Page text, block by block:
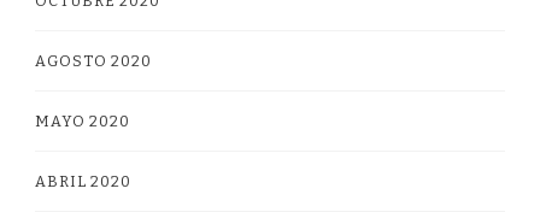
AGOSTO 2020
MAYO 2020
ABRIL 2020